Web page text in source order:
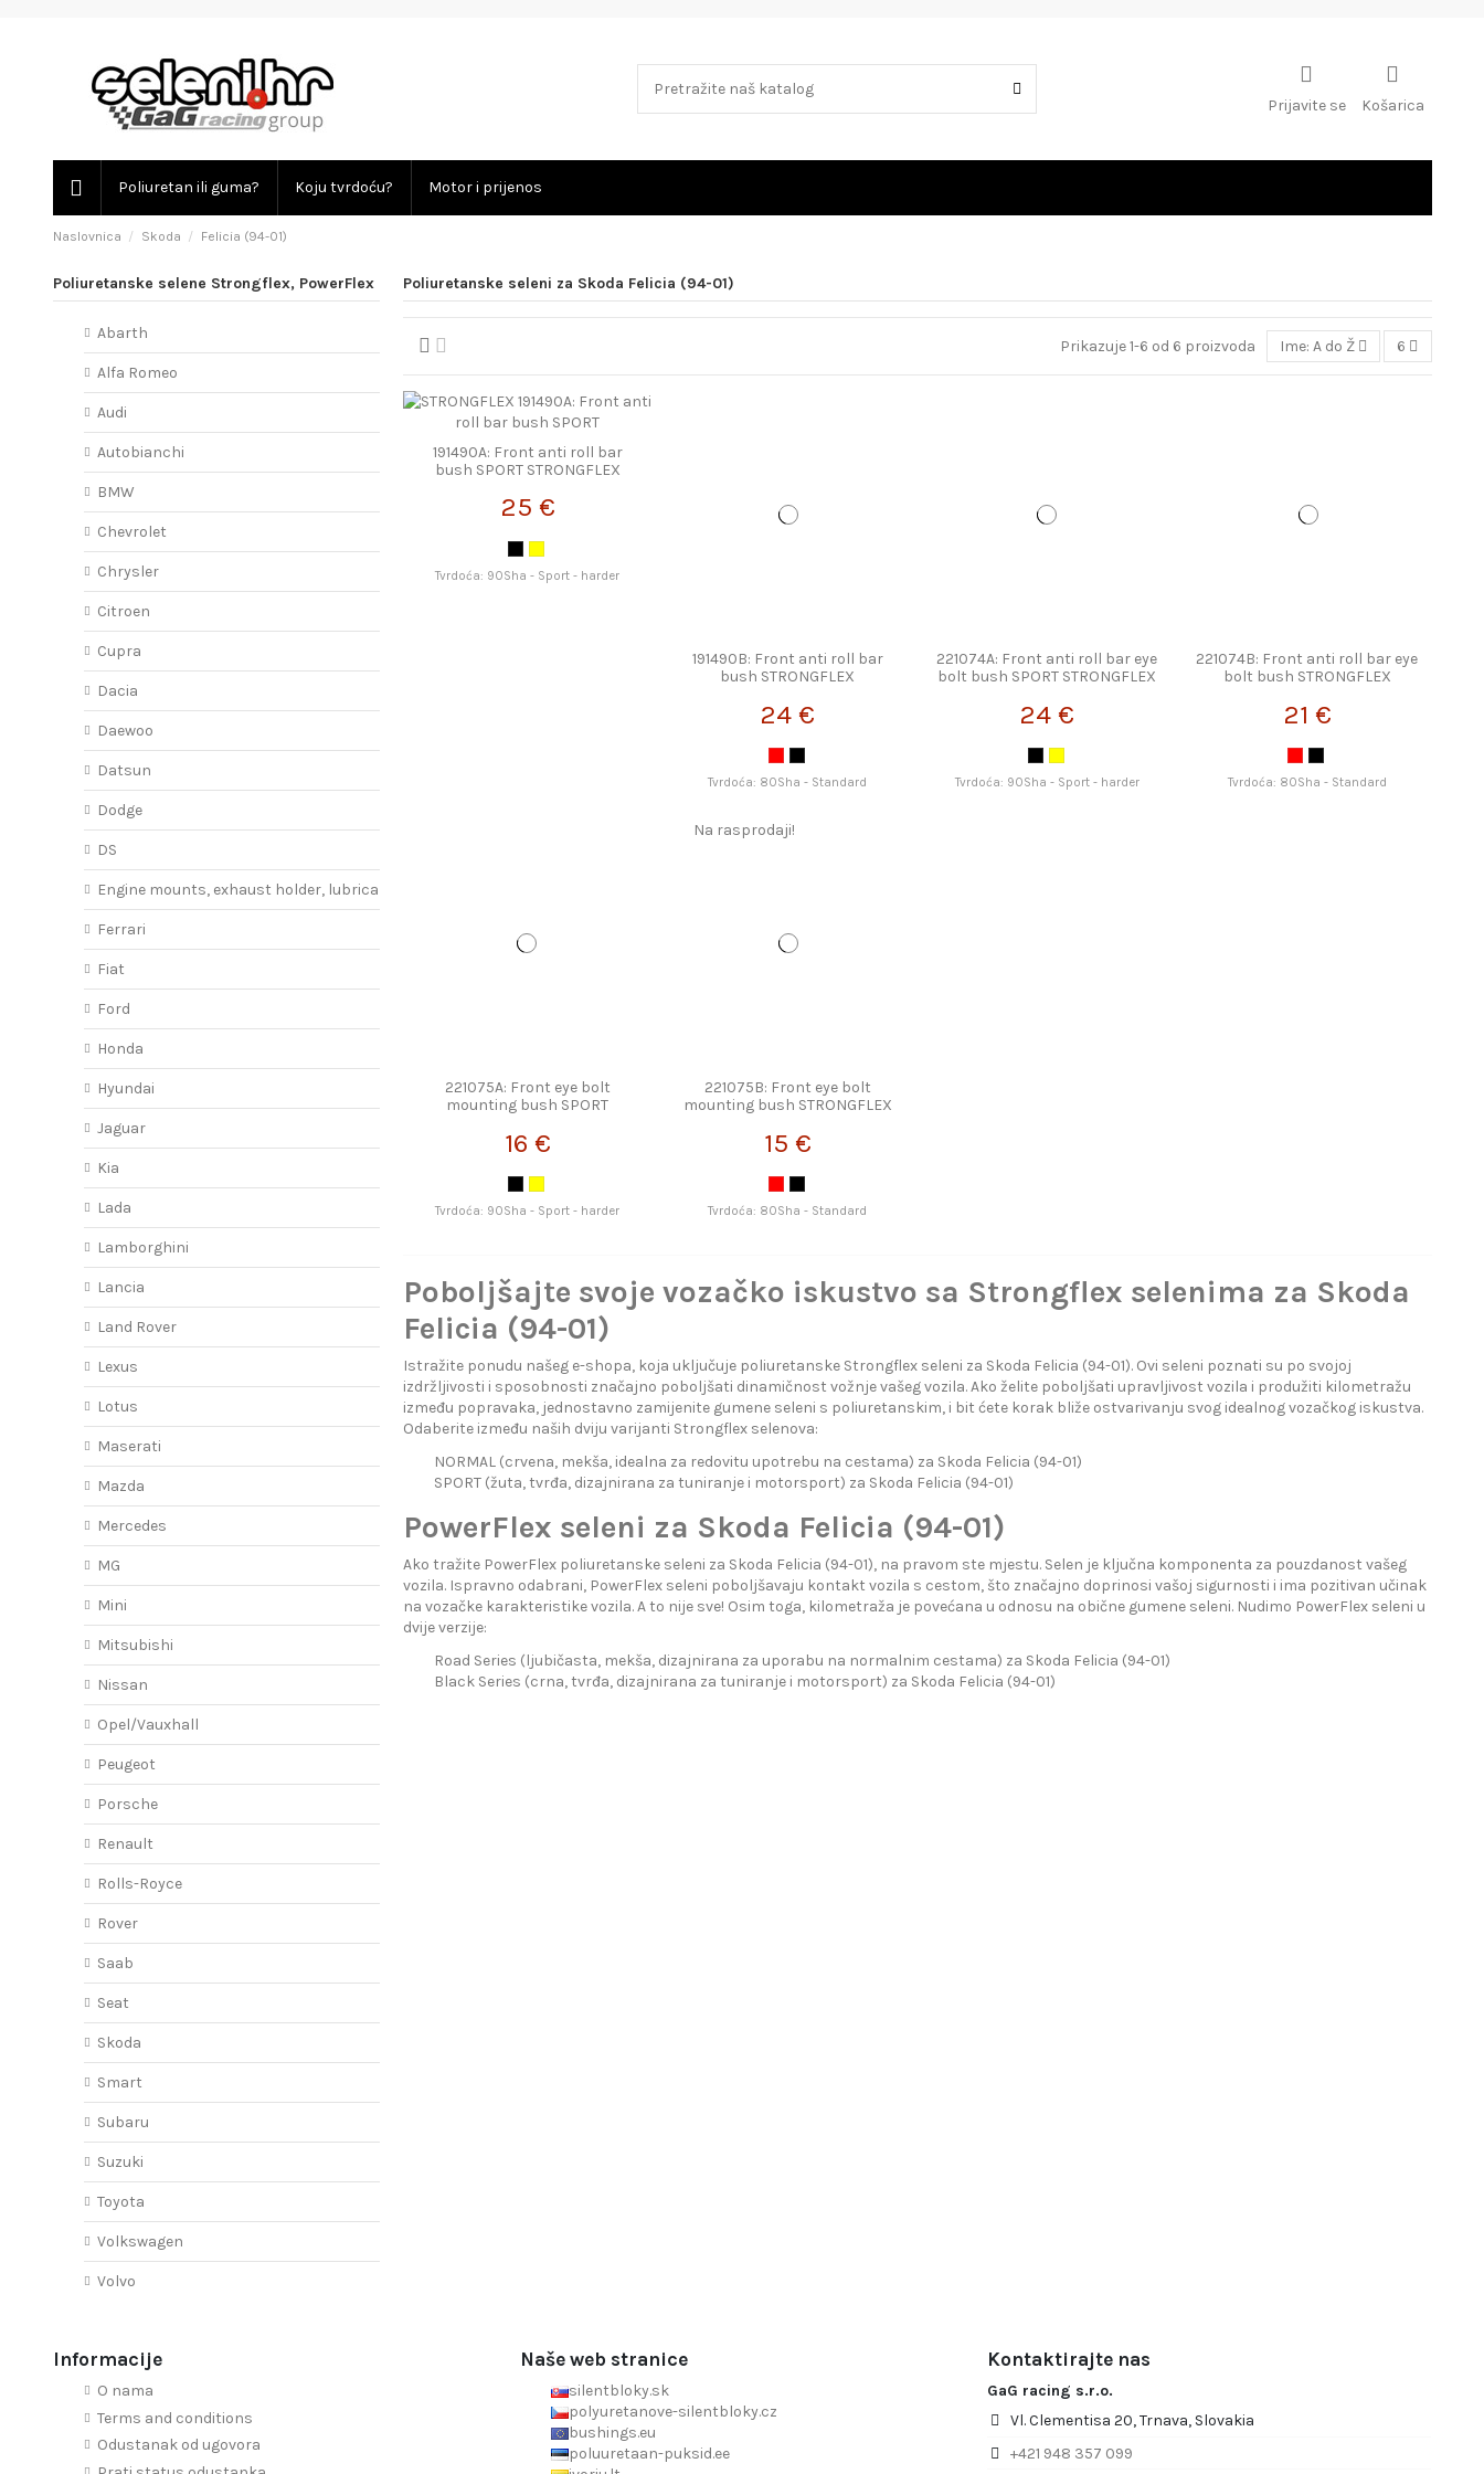
Prijavite se Košarica
Poliuretan ili guma? Koju tvrdoću? Motor i prijenos
Naslovnica Skoda Felicia (94-01)
Poliuretanske seleni za Skoda Felicia (94-01)
Prikazuje 1-6 od 6 proizvoda Ime: A do Ž 6
191490A: Front anti roll bar
bush SPORT STRONGFLEX
25 €
Tvrdoća: 90Sha - Sport - harder
191490B: Front anti roll bar
bush STRONGFLEX
24 €
Tvrdoća: 80Sha - Standard
221074A: Front anti roll bar eye
bolt bush SPORT STRONGFLEX
24 €
Tvrdoća: 90Sha - Sport - harder
221074B: Front anti roll bar eye
bolt bush STRONGFLEX
21 €
Tvrdoća: 80Sha - Standard
221075A: Front eye bolt
mounting bush SPORT
16 €
Tvrdoća: 90Sha - Sport - harder
Na rasprodaji!
221075B: Front eye bolt
mounting bush STRONGFLEX
15 €
Tvrdoća: 80Sha - Standard
Poboljšajte svoje vozačko iskustvo sa Strongflex selenima za Skoda
Felicia (94-01)
Istražite ponudu našeg e-shopa, koja uključuje poliuretanske Strongflex seleni za Skoda Felicia (94-01). Ovi seleni poznati su po svojoj
izdržljivosti i sposobnosti značajno poboljšati dinamičnost vožnje vašeg vozila. Ako želite poboljšati upravljivost vozila i produžiti kilometražu
između popravaka, jednostavno zamijenite gumene seleni s poliuretanskim, i bit ćete korak bliže ostvarivanju svog idealnog vozačkog iskustva.
Odaberite između naših dviju varijanti Strongflex selenova:
NORMAL (crvena, mekša, idealna za redovitu upotrebu na cestama) za Skoda Felicia (94-01)
SPORT (žuta, tvrđa, dizajnirana za tuniranje i motorsport) za Skoda Felicia (94-01)
PowerFlex seleni za Skoda Felicia (94-01)
Ako tražite PowerFlex poliuretanske seleni za Skoda Felicia (94-01), na pravom ste mjestu. Selen je ključna komponenta za pouzdanost vašeg
vozila. Ispravno odabrani, PowerFlex seleni poboljšavaju kontakt vozila s cestom, što značajno doprinosi vašoj sigurnosti i ima pozitivan učinak
na vozačke karakteristike vozila. A to nije sve! Osim toga, kilometraža je povećana u odnosu na obične gumene seleni. Nudimo PowerFlex seleni u
dvije verzije:
Road Series (ljubičasta, mekša, dizajnirana za uporabu na normalnim cestama) za Skoda Felicia (94-01)
Black Series (crna, tvrđa, dizajnirana za tuniranje i motorsport) za Skoda Felicia (94-01)
Poliuretanske selene Strongflex, PowerFlex
Abarth
Alfa Romeo
Audi
Autobianchi
BMW
Chevrolet
Chrysler
Citroen
Cupra
Dacia
Daewoo
Datsun
Dodge
DS
Engine mounts, exhaust holder, lubricant
Ferrari
Fiat
Ford
Honda
Hyundai
Jaguar
Kia
Lada
Lamborghini
Lancia
Land Rover
Lexus
Lotus
Maserati
Mazda
Mercedes
MG
Mini
Mitsubishi
Nissan
Opel/Vauxhall
Peugeot
Porsche
Renault
Rolls-Royce
Rover
Saab
Seat
Skoda
Smart
Subaru
Suzuki
Toyota
Volkswagen
Volvo
Informacije
O nama
Terms and conditions
Odustanak od ugovora
Naše web stranice
silentbloky.sk
polyuretanove-silentbloky.cz
bushings.eu
poluuretaan-puksid.ee
Kontaktirajte nas
GaG racing s.r.o.
Vl. Clementisa 20, Trnava, Slovakia
+421 948 357 099